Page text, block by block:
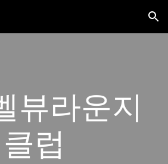
Skip to navigation
뷰라운지
클럽